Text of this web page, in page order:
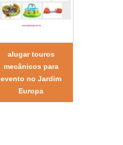
alugar touros
mecânicos para
evento no Jardim
Europa